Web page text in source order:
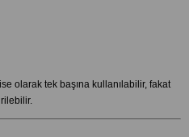
olarak tek başına kullanılabilir, fakat